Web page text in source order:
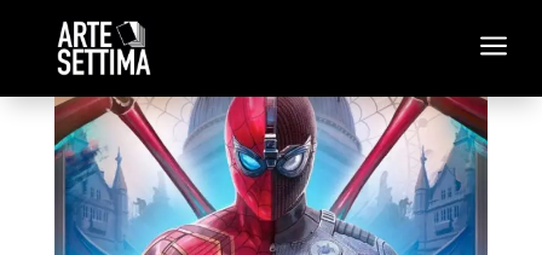
a